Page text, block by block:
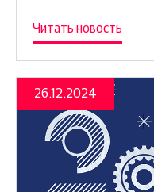
Читать новость
26.12.2024